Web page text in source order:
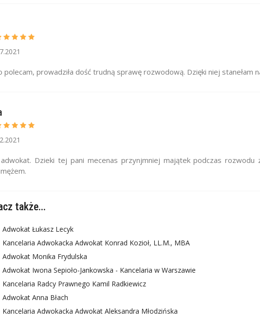
polecam, prowadziła dość trudną sprawę rozwodową. Dzięki niej stanełam
Dzieki tej pani mecenas przynjmniej majątek podczas rozwodu
także...
Adwokat Łukasz Lecyk
Kancelaria Adwokacka Adwokat Konrad Kozioł, LL.M., MBA
Adwokat Monika Frydulska
Adwokat Iwona Sepioło-Jankowska - Kancelaria w Warszawie
Kancelaria Radcy Prawnego Kamil Radkiewicz
Adwokat Anna Błach
Kancelaria Adwokacka Adwokat Aleksandra Młodzińska